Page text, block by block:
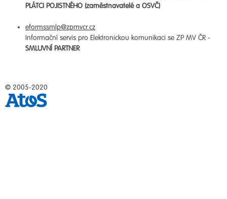
PLÁTCI POJISTNÉHO (zaměstnavatelé a OSVČ)
eformssmlp@zpmvcr.cz
Informační servis pro Elektronickou komunikaci se ZP MV ČR -
SMLUVNÍ PARTNER
© 2005-2020